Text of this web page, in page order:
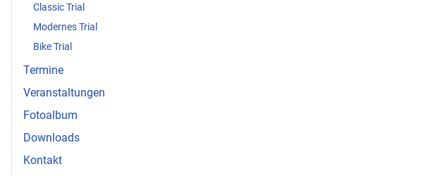
Classic Trial
Modernes Trial
Bike Trial
Termine
Veranstaltungen
Fotoalbum
Downloads
Kontakt